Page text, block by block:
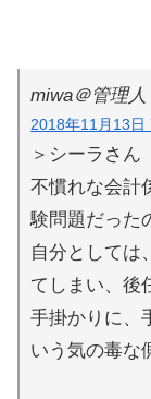
miwa＠管理人
2018年11月13日
＞シーラさん
不慣れな会計
験問題だった
自分としては
てしまい、後
手掛かりに、
いう気の毒な